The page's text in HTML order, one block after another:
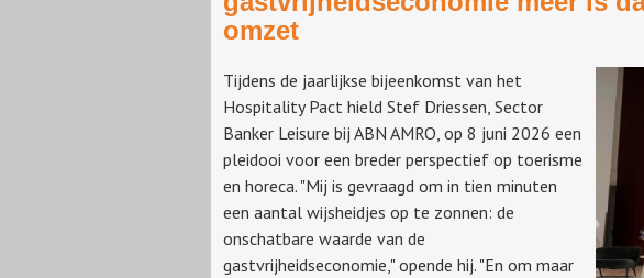
omzet
Tijdens de jaarlijkse bijeenkomst van het
Hospitality Pact hield Stef Driessen, Sector
Banker Leisure bij ABN AMRO, op 8 juni 2026 een
pleidooi voor een breder perspectief op toerisme
en horeca. "Mij is gevraagd om in tien minuten
een aantal wijsheidjes op te zonnen: de
onschatbare waarde van de
gastvrijheidseconomie," opende hij. "En om maar